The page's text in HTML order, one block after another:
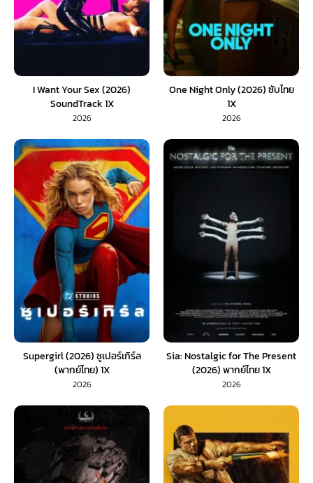
I Want Your Sex (2026)
SoundTrack 1X
2026
One Night Only (2026) ซับไทย
1X
2026
Supergirl (2026) ซูเปอร์เกิร์ล
(พากย์ไทย) 1X
2026
Sia: Nostalgic for The Present
(2026) พากย์ไทย 1X
2026